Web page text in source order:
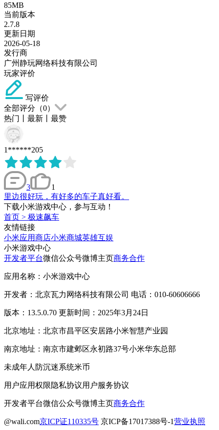
85MB
当前版本
2.7.8
更新日期
2026-05-18
发行商
广州静玩网络科技有限公司
玩家评价
写评价
全部评分（0）
热门
最新 最赞
1******205
3
1
里边很好玩，有好多的车子真好看。
下载小米游戏中心，参与互动！
首页 > 极速飙车
友情链接
小米应用商店小米商城英雄互娱
小米游戏中心
开发者平台微信公众号微博主页商务合作
应用名称：小米游戏中心
开发者：北京瓦力网络科技有限公司 电话：010-60606666
版本：13.5.0.70 更新时间：2025年3月24日
北京地址：北京市昌平区安居路小米智慧产业园
南京地址：南京市建邺区永初路37号小米华东总部
未成年人防沉迷系统米币
用户应用权限隐私协议用户服务协议
开发者平台微信公众号微博主页商务合作
@wali.com京ICP证110335号 京ICP备17017388号-1营业执照